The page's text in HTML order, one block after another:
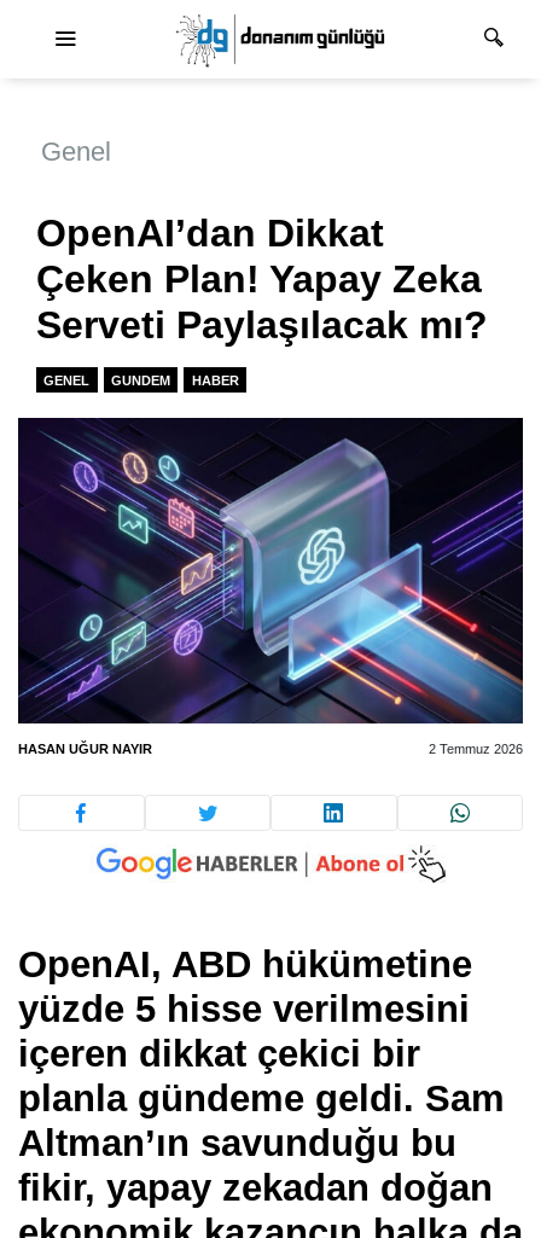
Genel
OpenAI’dan Dikkat
Çeken Plan! Yapay Zeka
Serveti Paylaşılacak mı?
GENEL GUNDEM HABER
HASAN UĞUR NAYIR 2 Temmuz 2026
OpenAI, ABD hükümetine
yüzde 5 hisse verilmesini
içeren dikkat çekici bir
planla gündeme geldi. Sam
Altman’ın savunduğu bu
fikir, yapay zekadan doğan